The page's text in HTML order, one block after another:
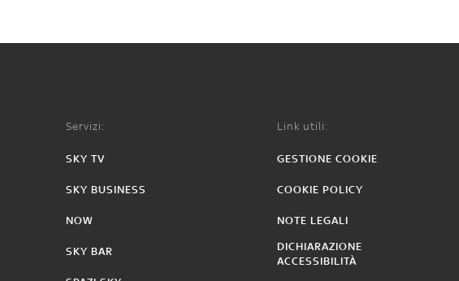
Servizi:
SKY TV
SKY BUSINESS
NOW
SKY BAR
Link utili:
GESTIONE COOKIE
COOKIE POLICY
NOTE LEGALI
DICHIARAZIONE
ACCESSIBILITÀ